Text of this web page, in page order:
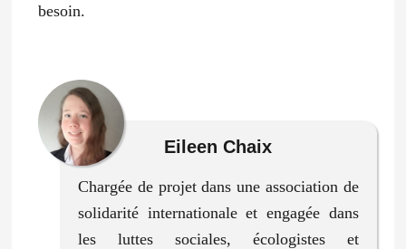
besoin.
Eileen Chaix
Chargée de projet dans une association de
solidarité internationale et engagée dans
les luttes sociales, écologistes et